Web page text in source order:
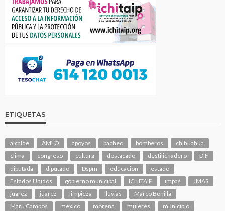
ETIQUETAS
alcalde AMLO apoyos bacheo bomberos
chihuahua
clima
congreso cultura destacado destilichadero
DIF
diputada
diputado Dspm educacion
estado
Estados Unidos
gobierno municipal ICHITAIP impas
JMAS
juarez
juárez limpieza lluvias
Marco Bonilla
Maru Campos
mexico morena mujeres
municipio